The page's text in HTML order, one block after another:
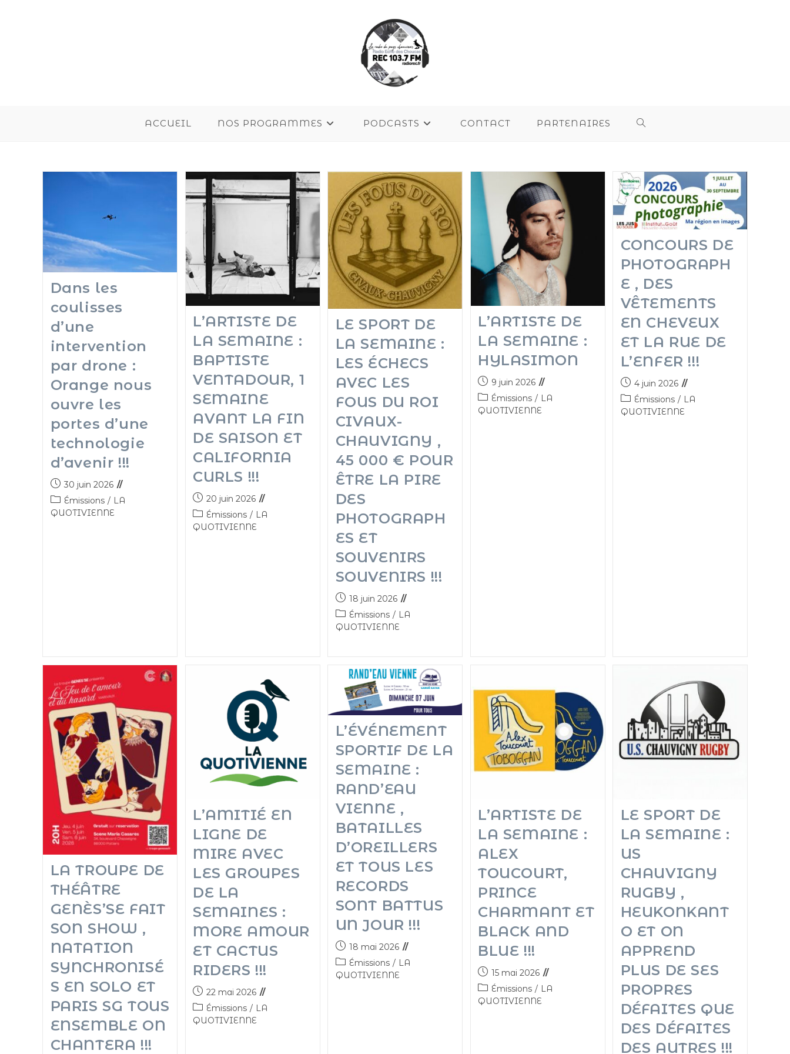
ACCUEIL NOS PROGRAMMES PODCASTS CONTACT PARTENAIRES
Dans les
coulisses
d’une
intervention
par drone :
Orange nous
ouvre les
portes d’une
technologie
d’avenir !!!
30 juin 2026
Émissions / LA
QUOTIVIENNE
L’ARTISTE DE
LA SEMAINE :
BAPTISTE
VENTADOUR, 1
SEMAINE
AVANT LA FIN
DE SAISON ET
CALIFORNIA
CURLS !!!
20 juin 2026
Émissions / LA
QUOTIVIENNE
LE SPORT DE
LA SEMAINE :
LES ÉCHECS
AVEC LES
FOUS DU ROI
CIVAUX-
CHAUVIGNY ,
45 000 € POUR
ÊTRE LA PIRE
DES
PHOTOGRAPH
ES ET
SOUVENIRS
SOUVENIRS !!!
18 juin 2026
Émissions / LA
QUOTIVIENNE
L’ARTISTE DE
LA SEMAINE :
HYLASIMON
9 juin 2026
Émissions / LA
QUOTIVIENNE
CONCOURS DE
PHOTOGRAPH
E , DES
VÊTEMENTS
EN CHEVEUX
ET LA RUE DE
L’ENFER !!!
4 juin 2026
Émissions / LA
QUOTIVIENNE
LA TROUPE DE
THÉÂTRE
GENÈS’SE FAIT
SON SHOW ,
NATATION
SYNCHRONISÉ
S EN SOLO ET
PARIS SG TOUS
ENSEMBLE ON
CHANTERA !!!
L’AMITIÉ EN
LIGNE DE
MIRE AVEC
LES GROUPES
DE LA
SEMAINES :
MORE AMOUR
ET CACTUS
RIDERS !!!
22 mai 2026
Émissions / LA
QUOTIVIENNE
L’ÉVÉNEMENT
SPORTIF DE LA
SEMAINE :
RAND’EAU
VIENNE ,
BATAILLES
D’OREILLERS
ET TOUS LES
RECORDS
SONT BATTUS
UN JOUR !!!
18 mai 2026
Émissions / LA
QUOTIVIENNE
L’ARTISTE DE
LA SEMAINE :
ALEX
TOUCOURT,
PRINCE
CHARMANT ET
BLACK AND
BLUE !!!
15 mai 2026
Émissions / LA
QUOTIVIENNE
LE SPORT DE
LA SEMAINE :
US
CHAUVIGNY
RUGBY ,
HEUKONKANT
O ET ON
APPREND
PLUS DE SES
PROPRES
DÉFAITES QUE
DES DÉFAITES
DES AUTRES !!!